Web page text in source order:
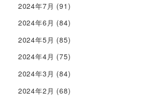
2024年7月 (91)
2024年6月 (84)
2024年5月 (85)
2024年4月 (75)
2024年3月 (84)
2024年2月 (68)